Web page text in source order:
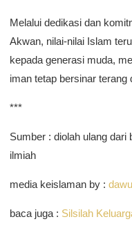
Melalui dedikasi dan
Akwan, nilai-nilai Islam
kepada generasi muda,
iman tetap bersinar terang
***
Sumber : diolah ulang
ilmiah
media keislaman by :
baca juga : Silsilah